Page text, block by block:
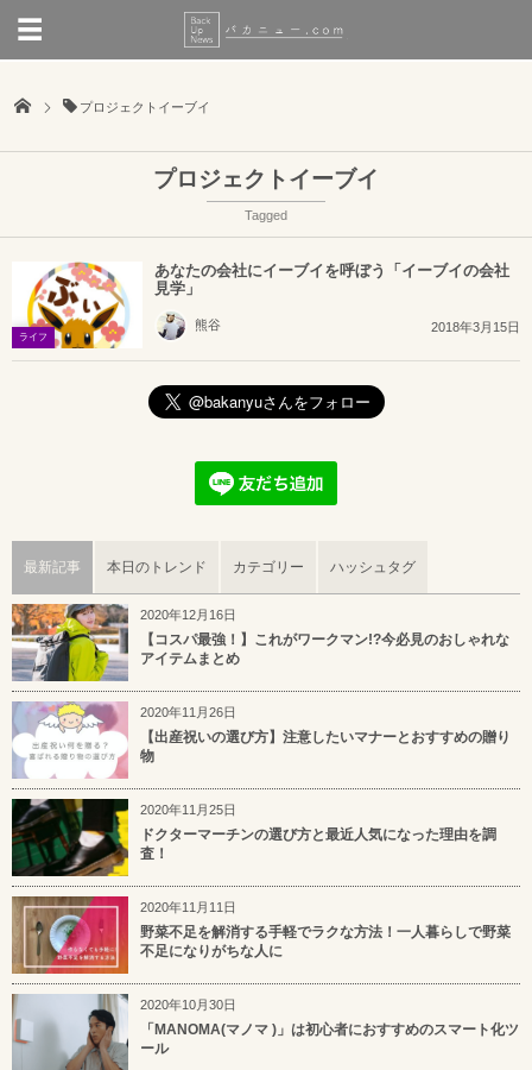
プロジェクトイーブイ
プロジェクトイーブイ
Tagged
ライフ
あなたの会社にイーブイを呼ぼう「イーブイの会社
見学」
熊谷 2018年3月15日
最新記事 本日のトレンド カテゴリー ハッシュタグ
2020年12月16日
【コスパ最強！】これがワークマン!?今必見のおしゃれな
アイテムまとめ
2020年11月26日
【出産祝いの選び方】注意したいマナーとおすすめの贈り
物
2020年11月25日
ドクターマーチンの選び方と最近人気になった理由を調
査！
2020年11月11日
野菜不足を解消する手軽でラクな方法！一人暮らしで野菜
不足になりがちな人に
2020年10月30日
「MANOMA(マノマ )」は初心者におすすめのスマート化ツ
ール